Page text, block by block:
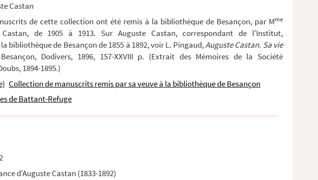
Castan
de cette collection ont été remis à la bibliothèque de Besançon, par Mme
Castan, de 1905 à 1913. Sur Auguste Castan, correspondant de l'Institut,
bibliothèque de Besançon de 1855 à 1892, voir L. Pingaud,Auguste Castan. Sa vie
Dodivers, 1896, 157-XXVIII p. (Extrait des Mémoires de la Société
1894-1895.)
Collection de manuscrits remis par sa veuve à la bibliothèque de Besançon
de Battant-Refuge
d'Auguste Castan (1833-1892)